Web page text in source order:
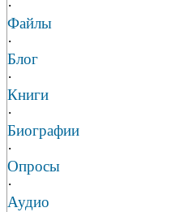
·
Файлы
·
Блог
·
Книги
·
Биографии
·
Опросы
·
Аудио